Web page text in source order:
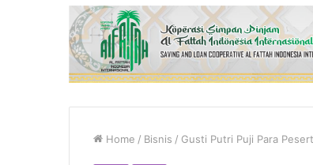
Home / Bisnis / Gusti Putri Puji Para